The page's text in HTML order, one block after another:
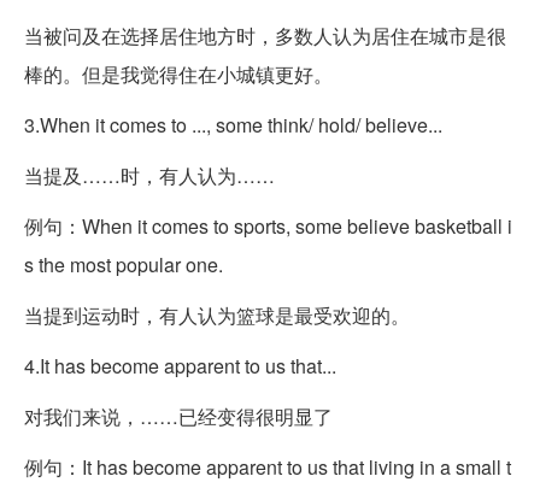
当被问及在选择居住地方时，多数人认为居住在城市是很
棒的。但是我觉得住在小城镇更好。
3.When it comes to ..., some think/ hold/ believe...
当提及……时，有人认为……
例句：When it comes to sports, some believe basketball i
s the most popular one.
当提到运动时，有人认为篮球是最受欢迎的。
4.It has become apparent to us that...
对我们来说，……已经变得很明显了
例句：It has become apparent to us that living in a small t